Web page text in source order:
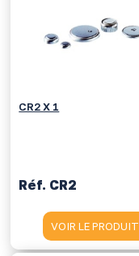
CR2 X 1
Réf. CR2
VOIR LE PRODUIT